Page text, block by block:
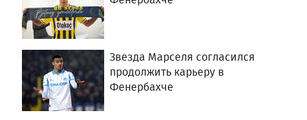
Звезда Марселя согласился
продолжить карьеру в
Фенербахче